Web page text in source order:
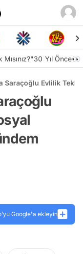
30 Yıl Önce👀
Saraçoğlu Evlilik Teklifi
Google'a ekleyin